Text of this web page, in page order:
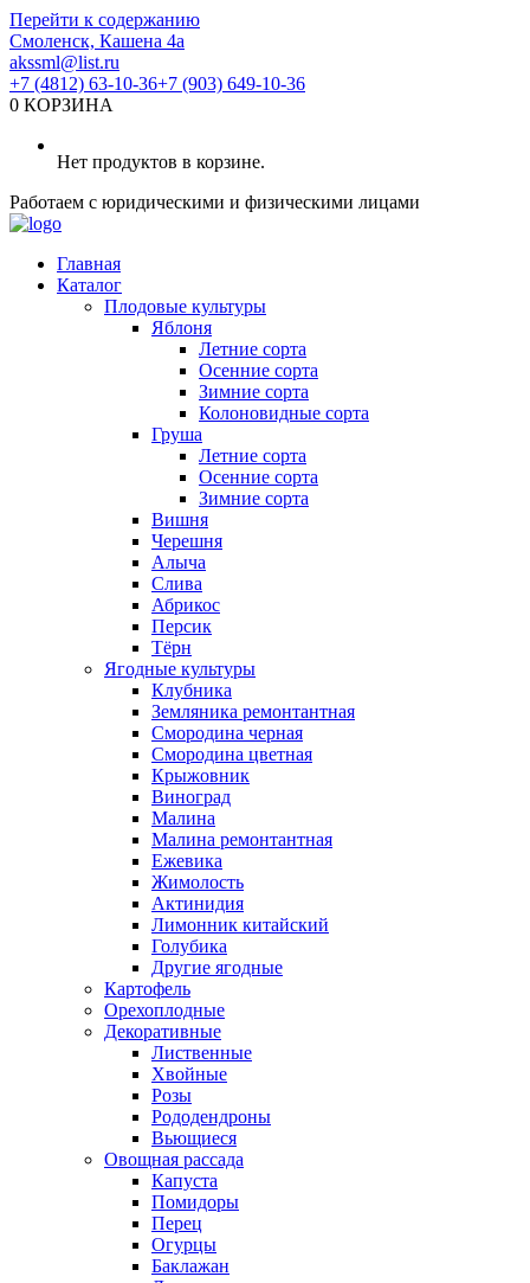
Перейти к содержанию
Смоленск, Кашена 4а
akssml@list.ru
+7 (4812) 63-10-36+7 (903) 649-10-36
0 КОРЗИНА
Нет продуктов в корзине.
Работаем с юридическими и физическими лицами
Главная
Каталог
Плодовые культуры
Яблоня
Летние сорта
Осенние сорта
Зимние сорта
Колоновидные сорта
Груша
Летние сорта
Осенние сорта
Зимние сорта
Вишня
Черешня
Алыча
Слива
Абрикос
Персик
Тёрн
Ягодные культуры
Клубника
Земляника ремонтантная
Смородина черная
Смородина цветная
Крыжовник
Виноград
Малина
Малина ремонтантная
Ежевика
Жимолость
Актинидия
Лимонник китайский
Голубика
Другие ягодные
Картофель
Орехоплодные
Декоративные
Лиственные
Хвойные
Розы
Рододендроны
Вьющиеся
Овощная рассада
Капуста
Помидоры
Перец
Огурцы
Баклажан